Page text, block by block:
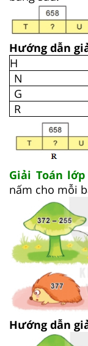
Hướng dẫn
H
N
G
R
Giải Toán
nấm cho mỗi
Hướng dẫn